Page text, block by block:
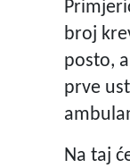
broj
posto,
prve
Na taj